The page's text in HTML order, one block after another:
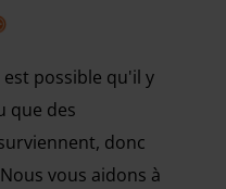
est possible qu'il y
que des
donc
vous aidons à